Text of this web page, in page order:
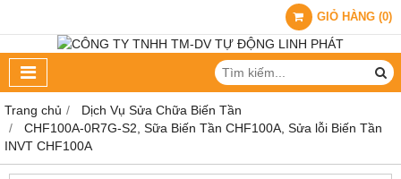
GIỎ HÀNG (0)
Trang chủ
Dịch Vụ Sửa Chữa Biến Tần
CHF100A-0R7G-S2, Sữa Biến Tần CHF100A, Sửa lỗi Biến Tần
INVT CHF100A